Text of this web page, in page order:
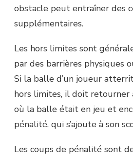
obstacle peut entraîner des
supplémentaires.
Les hors limites sont
par des barrières physiques
Si la balle d’un joueur
hors limites, il doit retourner
où la balle était en jeu et
pénalité, qui s’ajoute à son
Les coups de pénalité sont